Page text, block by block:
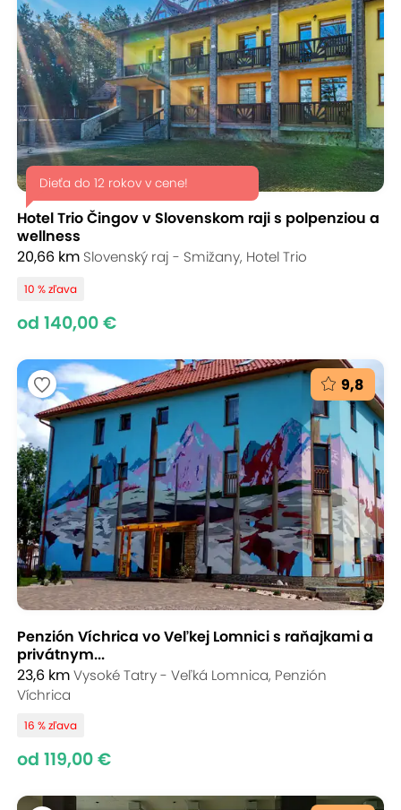
Dieťa do 12 rokov v cene!
Hotel Trio Čingov v Slovenskom raji s polpenziou a
wellness
20,66 km Slovenský raj - Smižany, Hotel Trio
10 % zľava
od 140,00 €
9,8
Penzión Víchrica vo Veľkej Lomnici s raňajkami a
privátnym...
23,6 kmVysoké Tatry - Veľká Lomnica, Penzión
Víchrica
16 % zľava
od 119,00 €